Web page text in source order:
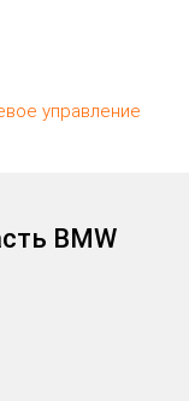
управление
BMW